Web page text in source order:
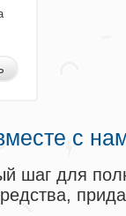
с
шаг для